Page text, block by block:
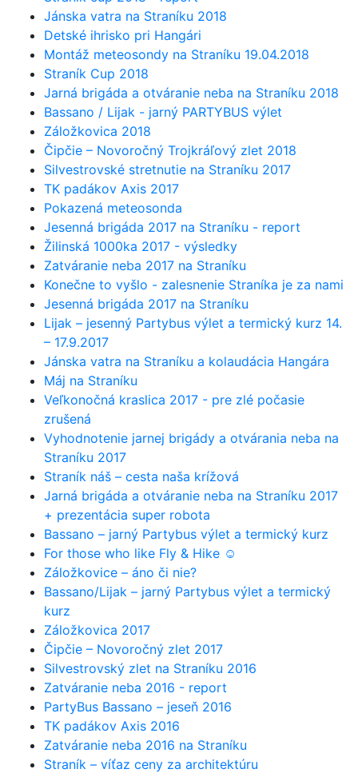
Jánska vatra na Straníku 2018
Detské ihrisko pri Hangári
Montáž meteosondy na Straníku 19.04.2018
Straník Cup 2018
Jarná brigáda a otváranie neba na Straníku 2018
Bassano / Lijak - jarný PARTYBUS výlet
Záložkovica 2018
Čipčie – Novoročný Trojkráľový zlet 2018
Silvestrovské stretnutie na Straníku 2017
TK padákov Axis 2017
Pokazená meteosonda
Jesenná brigáda 2017 na Straníku - report
Žilinská 1000ka 2017 - výsledky
Zatváranie neba 2017 na Straníku
Konečne to vyšlo - zalesnenie Straníka je za nami
Jesenná brigáda 2017 na Straníku
Lijak – jesenný Partybus výlet a termický kurz 14.
– 17.9.2017
Jánska vatra na Straníku a kolaudácia Hangára
Máj na Straníku
Veľkonočná kraslica 2017 - pre zlé počasie
zrušená
Vyhodnotenie jarnej brigády a otvárania neba na
Straníku 2017
Straník náš – cesta naša krížová
Jarná brigáda a otváranie neba na Straníku 2017
+ prezentácia super robota
Bassano – jarný Partybus výlet a termický kurz
For those who like Fly & Hike ☺
Záložkovice – áno či nie?
Bassano/Lijak – jarný Partybus výlet a termický
kurz
Záložkovica 2017
Čipčie – Novoročný zlet 2017
Silvestrovský zlet na Straníku 2016
Zatváranie neba 2016 - report
PartyBus Bassano – jeseň 2016
TK padákov Axis 2016
Zatváranie neba 2016 na Straníku
Straník – víťaz ceny za architektúru